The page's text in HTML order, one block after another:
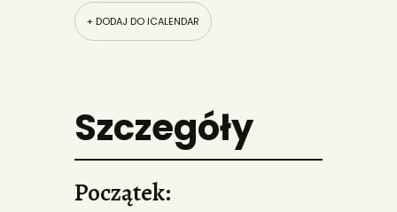
+ DODAJ DO ICALENDAR
Szczegóły
Początek: